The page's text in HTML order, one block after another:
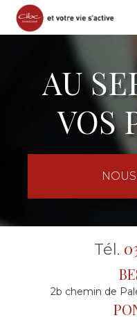
AU
VOS
Tél.
2b chemin de